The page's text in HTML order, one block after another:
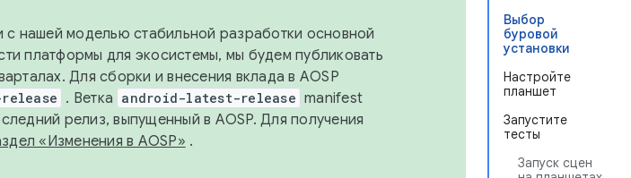
Выбор
буровой
установки
Настройте
планшет
Запустите
тесты
Запуск сцен
с нашей моделью стабильной разработки основной
платформы для экосистемы, мы будем публиковать
Для сборки и внесения вклада в AOSP
. Ветка android-latest-release manifest
релиз, выпущенный в AOSP. Для получения
«Изменения в AOSP» .